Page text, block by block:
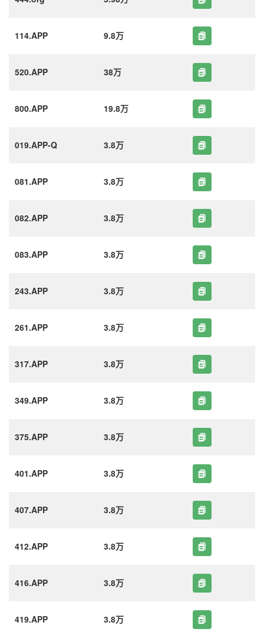
114.APP 9.8万
520.APP 38万
800.APP 19.8万
019.APP-Q 3.8万
081.APP 3.8万
082.APP 3.8万
083.APP 3.8万
243.APP 3.8万
261.APP 3.8万
317.APP 3.8万
349.APP 3.8万
375.APP 3.8万
401.APP 3.8万
407.APP 3.8万
412.APP 3.8万
416.APP 3.8万
419.APP 3.8万